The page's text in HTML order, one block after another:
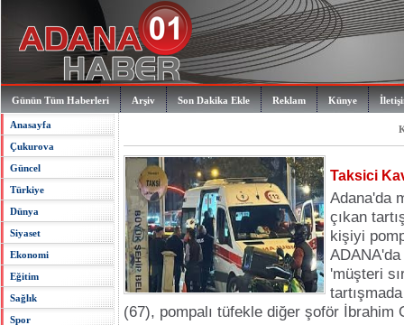
Günün Tüm Haberleri Arşiv Son Dakika Ekle Reklam Künye
Anasayfa
Çukurova
Güncel
Türkiye
Dünya
Siyaset
Ekonomi
Eğitim
Sağlık
Spor
Taksici
Adana'da
çıkan
kişiyi
'müşteri
(67), pompalı tüfekle diğer şoför İbrahim